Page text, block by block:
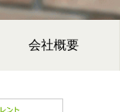
会社概要